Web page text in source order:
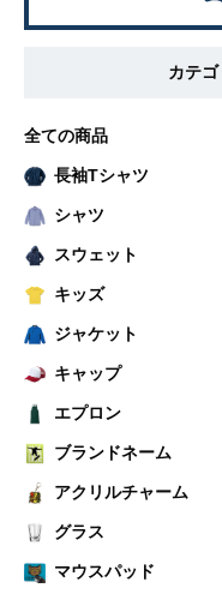
カテ
全ての商品
長袖Tシャツ
シャツ
スウェット
キッズ
ジャケット
キャップ
エプロン
ブランドネーム
アクリルチャーム
グラス
マウスパッド